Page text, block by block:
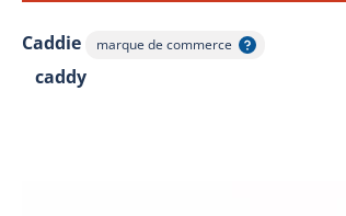
Caddie marque de commerce
Afficher l'infobulle
caddy